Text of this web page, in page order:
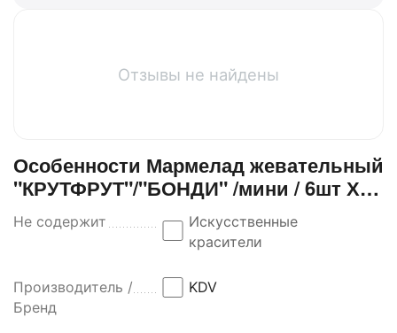
Отзывы не найдены
Особенности Мармелад жевательный
"КРУТФРУТ"/"БОНДИ" /мини / 6шт Х
30г /
Не содержит
Искусственные
красители
Производитель /
Бренд
KDV